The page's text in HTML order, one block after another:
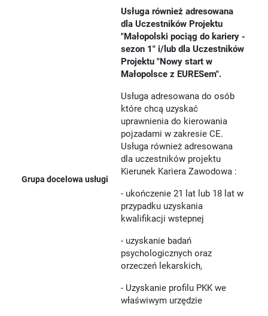
Grupa docelowa usługi
Usługa również adresowana
dla Uczestników Projektu
"Małopolski pociąg do kariery -
sezon 1" i/lub dla Uczestników
Projektu "Nowy start w
Małopolsce z EURESem".
Usługa adresowana do osób
które chcą uzyskać
uprawnienia do kierowania
pojzadami w zakresie CE.
Usługa również adresowana
dla uczestników projektu
Kierunek Kariera Zawodowa :
- ukończenie 21 lat lub 18 lat w
przypadku uzyskania
kwalifikacji wstepnej
- uzyskanie badań
psychologicznych oraz
orzeczeń lekarskich,
- Uzyskanie profilu PKK we
właświwym urzędzie